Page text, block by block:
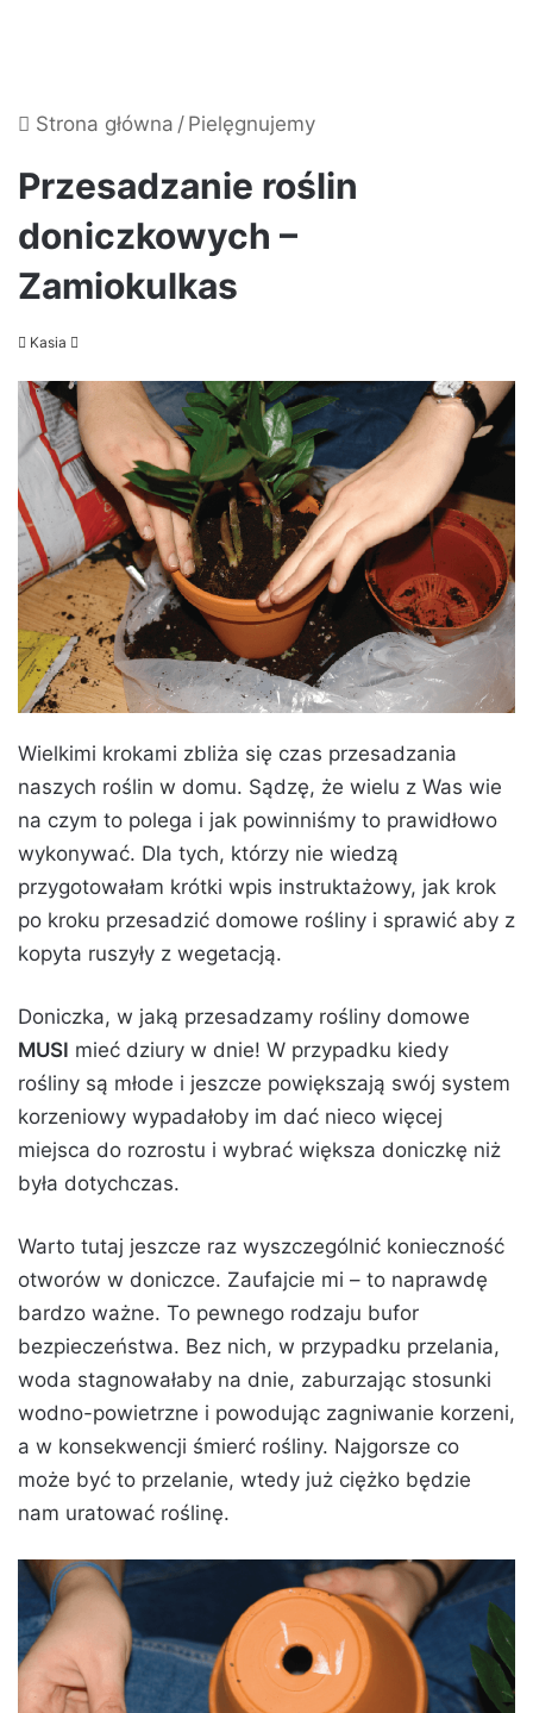
Strona główna / Pielęgnujemy
Przesadzanie roślin
doniczkowych –
Zamiokulkas
Kasia
email
Wielkimi krokami zbliża się czas przesadzania
naszych roślin w domu. Sądzę, że wielu z Was wie
na czym to polega i jak powinniśmy to prawidłowo
wykonywać. Dla tych, którzy nie wiedzą
przygotowałam krótki wpis instruktażowy, jak krok
po kroku przesadzić domowe rośliny i sprawić aby z
kopyta ruszyły z wegetacją.
Doniczka, w jaką przesadzamy rośliny domowe
MUSI mieć dziury w dnie! W przypadku kiedy
rośliny są młode i jeszcze powiększają swój system
korzeniowy wypadałoby im dać nieco więcej
miejsca do rozrostu i wybrać większa doniczkę niż
była dotychczas.
Warto tutaj jeszcze raz wyszczególnić konieczność
otworów w doniczce. Zaufajcie mi – to naprawdę
bardzo ważne. To pewnego rodzaju bufor
bezpieczeństwa. Bez nich, w przypadku przelania,
woda stagnowałaby na dnie, zaburzając stosunki
wodno-powietrzne i powodując zagniwanie korzeni,
a w konsekwencji śmierć rośliny. Najgorsze co
może być to przelanie, wtedy już ciężko będzie
nam uratować roślinę.